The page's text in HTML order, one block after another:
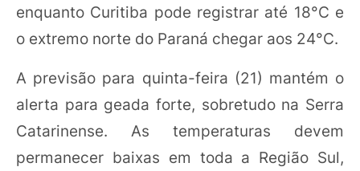
enquanto Curitiba pode registrar até 18°C e
o extremo norte do Paraná chegar aos 24°C.
A previsão para quinta-feira (21) mantém o
alerta para geada forte, sobretudo na Serra
Catarinense. As temperaturas devem
permanecer baixas em toda a Região Sul,